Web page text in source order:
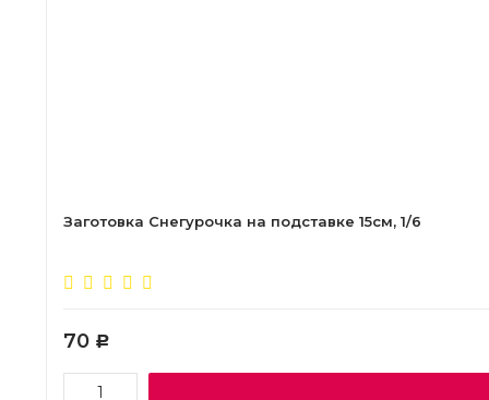
Заготовка Снегурочка на подставке 15см, 1/6
70 Р